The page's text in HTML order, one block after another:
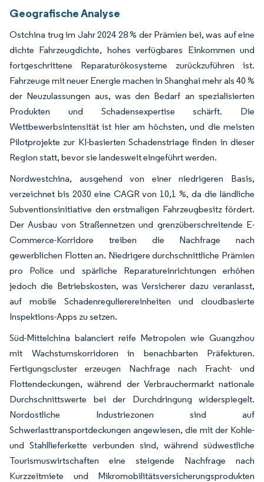
Geografische Analyse
Ostchina trug im Jahr 2024 28 % der Prämien bei, was auf eine
dichte Fahrzeugdichte, hohes verfügbares Einkommen und
fortgeschrittene Reparaturökosysteme zurückzuführen ist.
Fahrzeuge mit neuer Energie machen in Shanghai mehr als 40 %
der Neuzulassungen aus, was den Bedarf an spezialisierten
Produkten und Schadensexpertise schärft. Die
Wettbewerbsintensität ist hier am höchsten, und die meisten
Pilotprojekte zur KI-basierten Schadenstriage finden in dieser
Region statt, bevor sie landesweit eingeführt werden.
Nordwestchina, ausgehend von einer niedrigeren Basis,
verzeichnet bis 2030 eine CAGR von 10,1 %, da die ländliche
Subventionsinitiative den erstmaligen Fahrzeugbesitz fördert.
Der Ausbau von Straßennetzen und grenzüberschreitende E-
Commerce-Korridore treiben die Nachfrage nach
gewerblichen Flotten an. Niedrigere durchschnittliche Prämien
pro Police und spärliche Reparatureinrichtungen erhöhen
jedoch die Betriebskosten, was Versicherer dazu veranlasst,
auf mobile Schadenregulierereinheiten und cloudbasierte
Inspektions-Apps zu setzen.
Süd-Mittelchina balanciert reife Metropolen wie Guangzhou
mit Wachstumskorridoren in benachbarten Präfekturen.
Fertigungscluster erzeugen Nachfrage nach Fracht- und
Flottendeckungen, während der Verbrauchermarkt nationale
Durchschnittswerte bei der Durchdringung widerspiegelt.
Nordostliche Industriezonen sind auf
Schwerlasttransportdeckungen angewiesen, die mit der Kohle-
und Stahllieferkette verbunden sind, während südwestliche
Tourismuswirtschaften eine steigende Nachfrage nach
Kurzzeitmiete und Mikromobilitätsversicherungsprodukten